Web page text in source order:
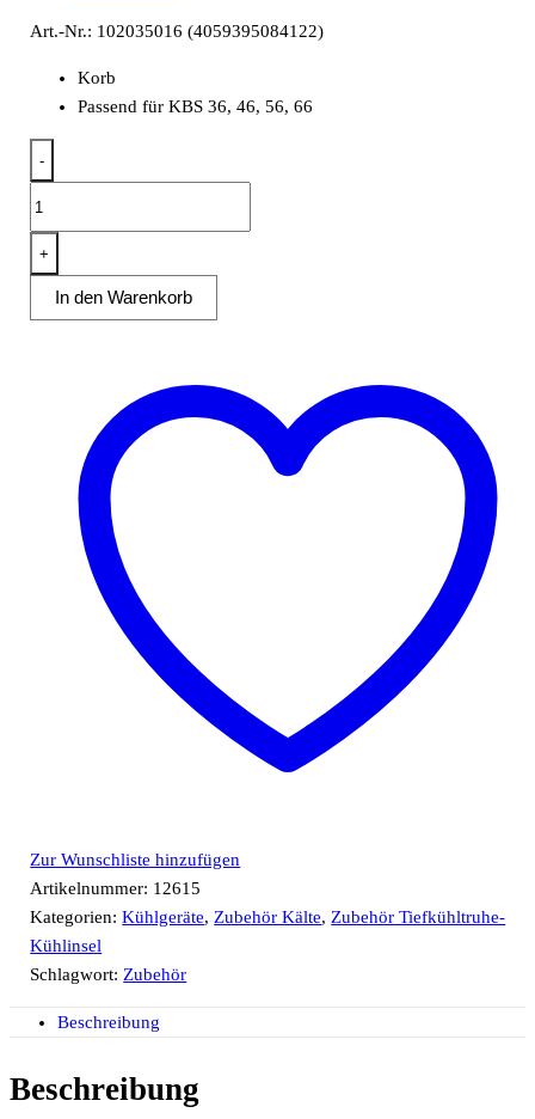
Art.-Nr.: 102035016 (4059395084122)
Korb
Passend für KBS 36, 46, 56, 66
-
36,
46,
+
In den Warenkorb
Zur Wunschliste hinzufügen
Artikelnummer: 12615
Kategorien:Kühlgeräte, Zubehör Kälte, Zubehör Tiefkühltruhe-
Kühlinsel
Schlagwort: Zubehör
Beschreibung
Beschreibung